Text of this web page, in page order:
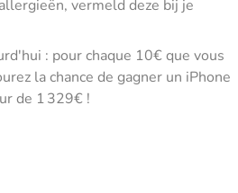
vermeld deze bij je
: pour chaque 10€ que vous
la chance de gagner un iPhone
de 1 329€ !